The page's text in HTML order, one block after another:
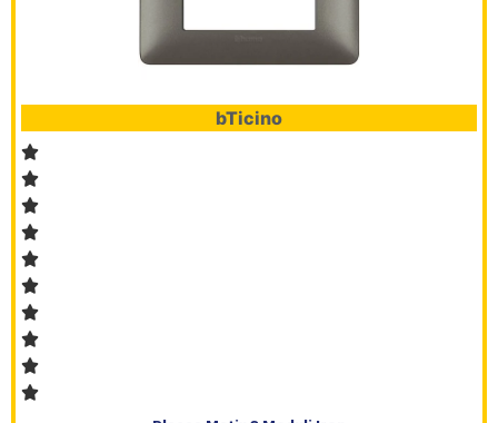
bTicino